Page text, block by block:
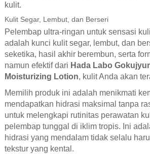
kulit.
Kulit Segar, Lembut, dan Berseri
Pelembap ultra-ringan untuk sensasi
adalah kunci kulit segar, lembut, dan
seketika, hasil akhir berembun, serta
namun efektif dari Hada Labo
Moisturizing Lotion, kulit Anda akan
Memilih produk ini adalah menikmati
mendapatkan hidrasi maksimal tanpa
untuk melengkapi rutinitas perawatan
pelembap tunggal di iklim tropis. Ini
hidrasi yang mendalam tidak selalu
tekstur yang kental.